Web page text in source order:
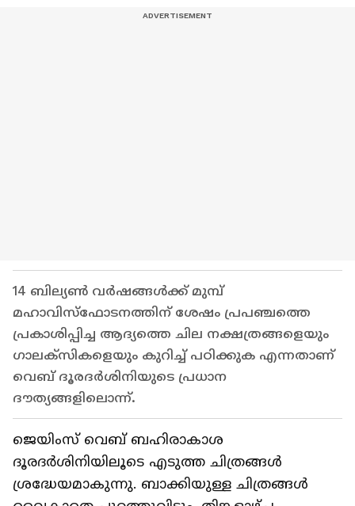
14 ബില്യൺ വർഷങ്ങൾക്ക് മുമ്പ്
മഹാവിസ്ഫോടനത്തിന് ശേഷം പ്രപഞ്ചത്തെ
പ്രകാശിപ്പിച്ച ആദ്യത്തെ ചില നക്ഷത്രങ്ങളെയും
ഗാലക്സികളെയും കുറിച്ച് പഠിക്കുക എന്നതാണ്
വെബ് ദൂരദർശിനിയുടെ പ്രധാന
ദൗത്യങ്ങളിലൊന്ന്.
ജെയിംസ് വെബ് ബഹിരാകാശ
ദൂരദർശിനിയിലൂടെ എടുത്ത ചിത്രങ്ങൾ
ശ്രദ്ധേയമാകുന്നു. ബാക്കിയുള്ള ചിത്രങ്ങൾ